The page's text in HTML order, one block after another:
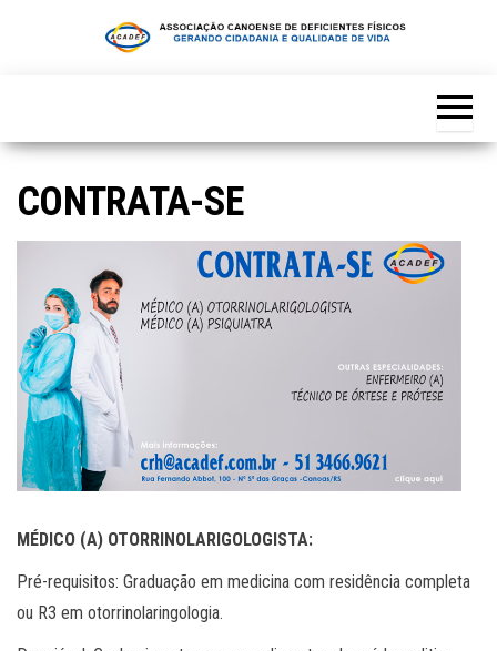
CONTRATA-SE
MÉDICO (A) OTORRINOLARIGOLOGISTA:
Pré-requisitos: Graduação em medicina com residência completa
ou R3 em otorrinolaringologia.